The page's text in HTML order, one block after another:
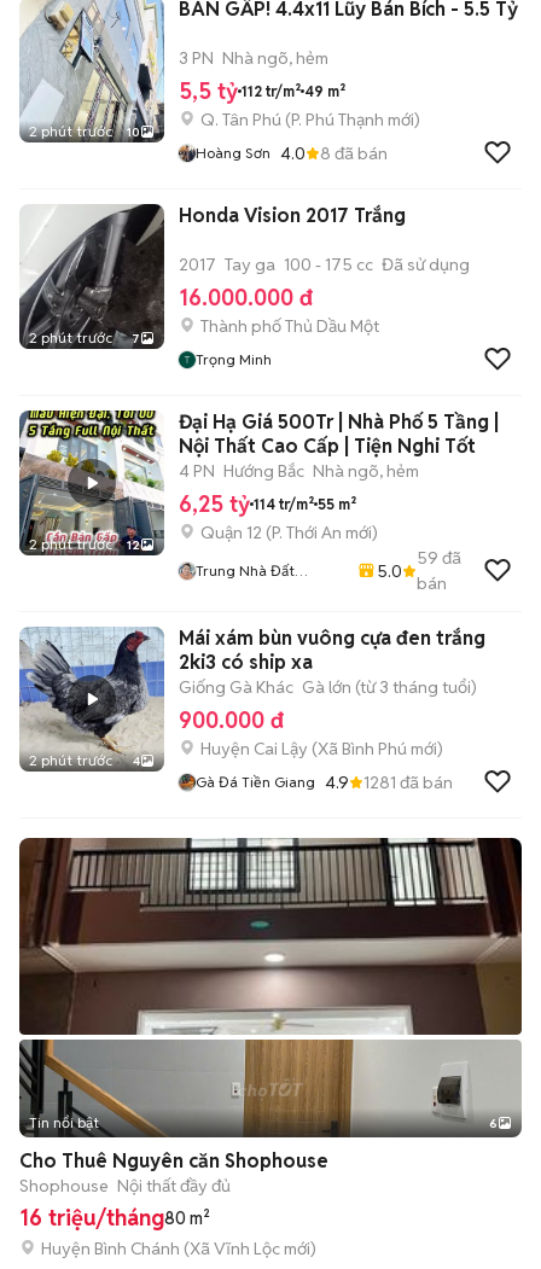
2 phút trước 10
BÁN GẤP! 4.4x11 Lũy Bán Bích - 5.5 Tỷ
3 PN Nhà ngõ, hẻm
5,5 tỷ 112 tr/m² 49 m²
Q. Tân Phú (P. Phú Thạnh mới)
Hoàng Sơn 4.0 8 đã bán
2 phút trước 7
Honda Vision 2017 Trắng
2017 Tay ga 100 - 175 cc Đã sử dụng
16.000.000 đ
Thành phố Thủ Dầu Một
Trọng Minh
2 phút trước 12
Đại Hạ Giá 500Tr | Nhà Phố 5 Tầng |
Nội Thất Cao Cấp | Tiện Nghi Tốt
4 PN Hướng Bắc Nhà ngõ, hẻm
6,25 tỷ 114 tr/m² 55 m²
Quận 12 (P. Thới An mới)
Trung Nhà Đất
5.0
59 đã
bán
2 phút trước 4
Mái xám bùn vuông cựa đen trắng
2ki3 có ship xa
Giống Gà Khác Gà lớn (từ 3 tháng tuổi)
900.000 đ
Huyện Cai Lậy (Xã Bình Phú mới)
Gà Đá Tiền Giang 4.9 1281 đã bán
+2
Tin nổi bật 6
Cho Thuê Nguyên căn Shophouse
Shophouse Nội thất đầy đủ
16 triệu/tháng80 m²
Huyện Bình Chánh (Xã Vĩnh Lộc mới)